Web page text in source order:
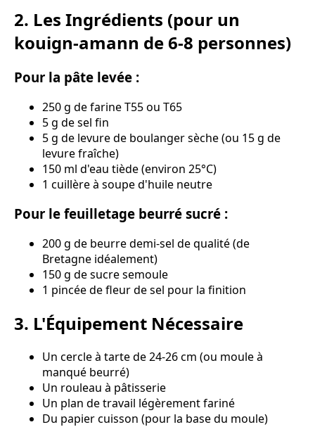
2. Les Ingrédients (pour un
kouign-amann de 6-8 personnes)
Pour la pâte levée :
250 g de farine T55 ou T65
5 g de sel fin
5 g de levure de boulanger sèche (ou 15 g de
levure fraîche)
150 ml d'eau tiède (environ 25°C)
1 cuillère à soupe d'huile neutre
Pour le feuilletage beurré sucré :
200 g de beurre demi-sel de qualité (de
Bretagne idéalement)
150 g de sucre semoule
1 pincée de fleur de sel pour la finition
3. L'Équipement Nécessaire
Un cercle à tarte de 24-26 cm (ou moule à
manqué beurré)
Un rouleau à pâtisserie
Un plan de travail légèrement fariné
Du papier cuisson (pour la base du moule)